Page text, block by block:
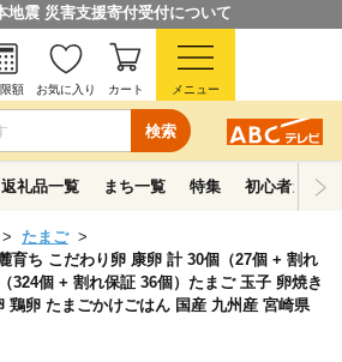
地震 災害支援寄付受付について
検索
限額 お気に入り カート メニュー
返礼品一覧 まち一覧 特集 初心者ガイド
たまご
育ち こだわり卵 康卵 計 30個（27個 + 割れ
324個 + 割れ保証 36個）たまご 玉子 卵焼き
鶏卵 たまごかけごはん 国産 九州産 宮崎県